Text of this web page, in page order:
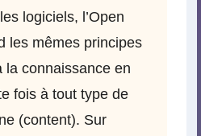
logiciels, l’Open
les mêmes principes
la connaissance en
fois à tout type de
(content). Sur